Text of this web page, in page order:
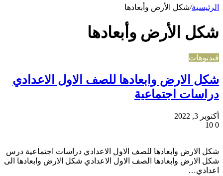
الرئيسية/شكل الأرض وأبعادها
شكل الأرض وأبعادها
فيديوهات
شكل الارض وابعادها للصف الاول الاعدادي
دراسات اجتماعية
أكتوبر 3, 2022
0
شكل الارض وابعادها للصف الاول الاعدادي دراسات اجتماعية درس
شكل الارض وابعادها الصف الاول الاعدادي شكل الارض وابعادها الى
اعدادي…